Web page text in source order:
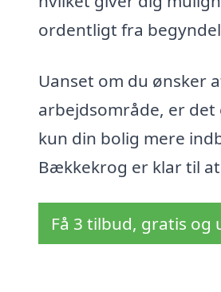
ordentligt fra
Uanset om du ønsker
arbejdsområde, er
kun din bolig mere
Bækkekrog er klar til
Få 3 tilbud, gratis